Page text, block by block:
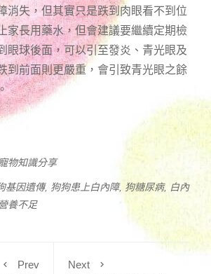
消失，但其實只是跌到肉眼看不到位
家長用藥水，但會建議要繼續定期檢
眼球後面，可以引至發炎、青光眼及
到前面則更嚴重，會引致青光眼之餘
物知識分享
基因遺傳, 狗狗患上白內障, 狗糖尿病, 白內
養不足
Prev
Next